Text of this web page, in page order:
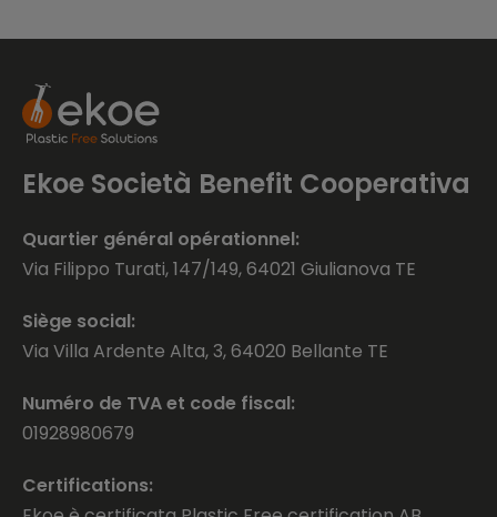
Ekoe Società Benefit Cooperativa
Quartier général opérationnel:
Via Filippo Turati, 147/149, 64021 Giulianova TE
Siège social:
Via Villa Ardente Alta, 3, 64020 Bellante TE
Numéro de TVA et code fiscal:
01928980679
Certifications: